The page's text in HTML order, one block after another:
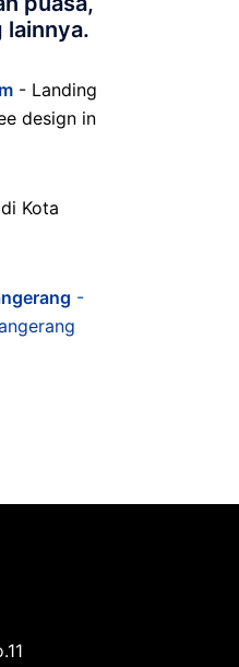
lainnya.
- Landing
design in
Kota
-